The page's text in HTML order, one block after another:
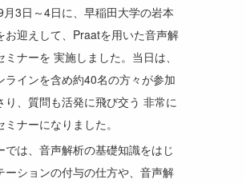
3日～4日に、早稲田大学の岩本
お迎えして、Praatを用いた音声解
ナーを 実施しました。当日は、
ラインを含め約40名の方々が参加
り、質問も活発に飛び交う 非常に
ナーになりました。
では、音声解析の基礎知識をはじ
ーションの付与の仕方や、音声解